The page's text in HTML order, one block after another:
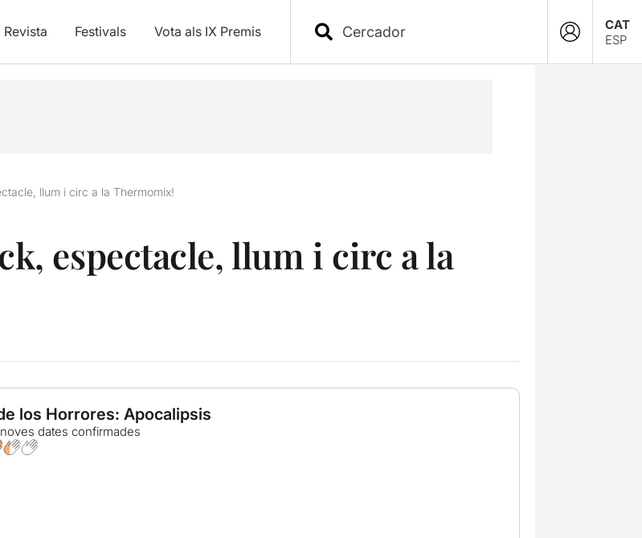
Revista Festivals Vota als IX Premis
CAT
ESP
llum i circ a la Thermomix!
espectacle, llum i circ a la
los Horrores: Apocalipsis
dates confirmades